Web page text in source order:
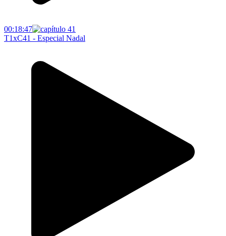
00:18:47
T1xC41 - Especial Nadal